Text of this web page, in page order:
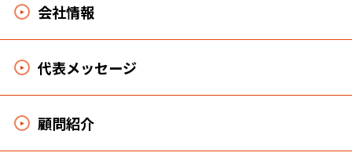
会社情報
代表メッセージ
顧問紹介